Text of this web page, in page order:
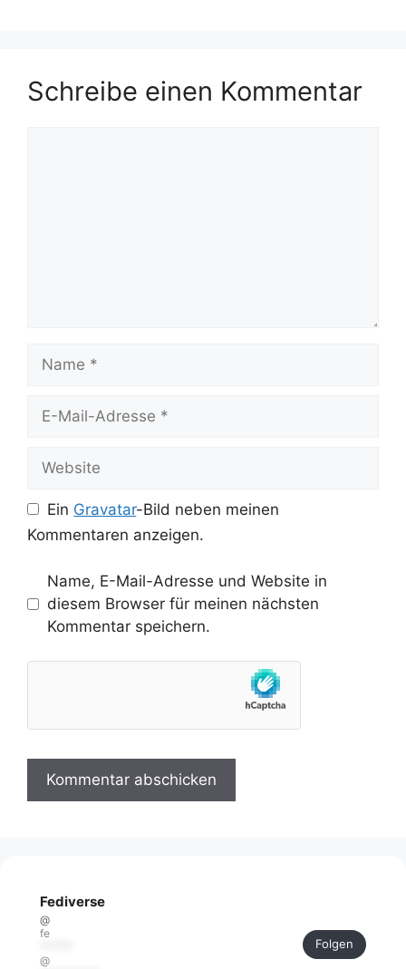
Schreibe einen Kommentar
Name
Website
Ein Gravatar-Bild neben meinen
Kommentaren anzeigen.
Name, E-Mail-Adresse und Website in
diesem Browser für meinen nächsten
Kommentar speichern.
Fediverse
@
fe
@
Folgen